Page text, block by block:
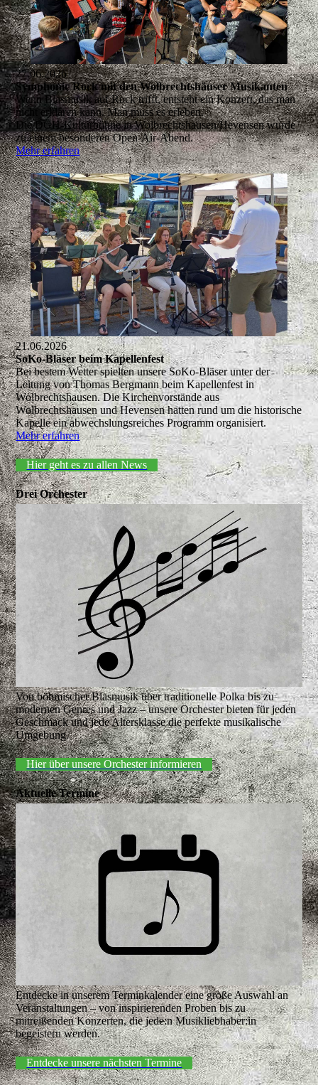
27.06.2026
Symphonic Rock mit den Wolbrechtshäuser Musikanten
Wenn Blasmusik auf Rock trifft, entsteht ein Konzert, das man
nicht erklären kann. Man muss es erleben.
Die DGH-Kulturbühne in Wolbrechtshausen/Hevensen wurde
zu einem besonderen Open-Air-Abend.
Mehr erfahren
21.06.2026
SoKo-Bläser beim Kapellenfest
Bei bestem Wetter spielten unsere SoKo-Bläser unter der
Leitung von Thomas Bergmann beim Kapellenfest in
Wolbrechtshausen. Die Kirchenvorstände aus
Wolbrechtshausen und Hevensen hatten rund um die historische
Kapelle ein abwechslungsreiches Programm organisiert.
Mehr erfahren
Hier geht es zu allen News
Drei Orchester
Von böhmischer Blasmusik über traditionelle Polka bis zu
modernen Genres und Jazz – unsere Orchester bieten für jeden
Geschmack und jede Altersklasse die perfekte musikalische
Umgebung.
Hier über unsere Orchester informieren
Aktuelle Termine
Entdecke in unserem Terminkalender eine große Auswahl an
Veranstaltungen – von inspirierenden Proben bis zu
mitreißenden Konzerten, die jede:n Musikliebhaber:in
begeistern werden.
Entdecke unsere nächsten Termine